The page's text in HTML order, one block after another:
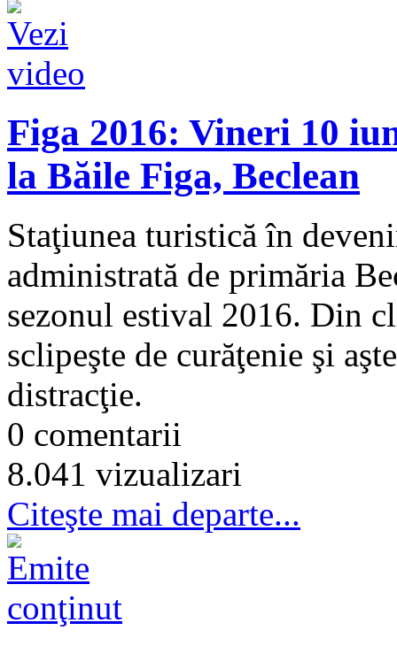
Figa 2016: Vineri 10
la Băile Figa, Beclean
Staţiunea turistică în
administrată de primăria
sezonul estival 2016. Din
sclipeşte de curăţenie şi
distracţie.
0 comentarii
8.041 vizualizari
Citeşte mai departe...